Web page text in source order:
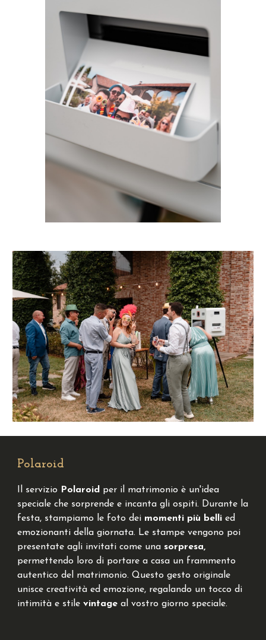
Polaroid
Il servizio Polaroid per il matrimonio è un'idea
speciale che sorprende e incanta gli ospiti. Durante la
festa, stampiamo le foto dei momenti più belli ed
emozionanti della giornata. Le stampe vengono poi
presentate agli invitati come unasorpresa,
permettendo loro di portare a casa un frammento
autentico del matrimonio. Questo gesto originale
unisce creatività ed emozione, regalando un tocco di
intimità e stilevintage alvostrogiorno speciale.